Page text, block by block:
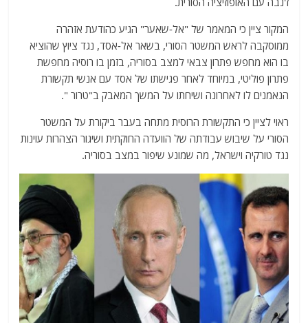
המקור ציין כי המאמר של "אל-שאער" הגיע כהודעת אזהרה
ממוסקבה לראש המשטר הסורי, בשאר אל-אסד, נגד ציוץ שהוציא
בו הוא מחפש פתרון צבאי למצב בסוריה, בזמן בו רוסיה מחפשת
פתרון פוליטי, במיוחד לאחר פגישתו של אסד עם אנשי תקשורת
הנאמנים לו לאחרונה ושיחתו על המשך המאבק ב"טרור ".
ראוי לציין כי התקשורת הרוסית מתחה בעבר ביקורת על המשטר
הסורי על שיבוש עבודתה של הוועדה החוקתית ושיגור הצהרות עוינות
נגד טורקיה וישראל, מה שמונע שיפור במצב בסוריה.